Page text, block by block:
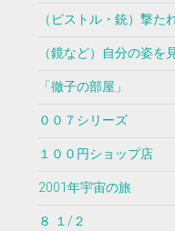
（ピストル・銃）撃た
（鏡など）自分の姿を
「徹子の部屋」
００７シリーズ
１００円ショップ店
2001年宇宙の旅
８ １/２